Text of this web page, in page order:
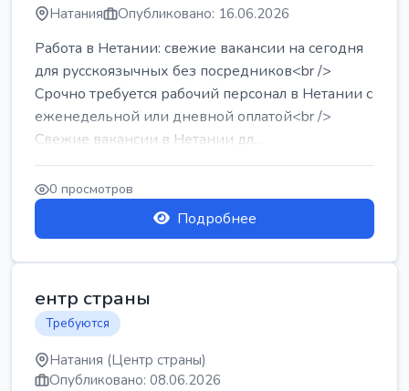
Натания Опубликовано: 16.06.2026
Работа в Нетании: свежие вакансии на сегодня
для русскоязычных без посредников<br />
Срочно требуется рабочий персонал в Нетании с
еженедельной или дневной оплатой<br />
Свежие вакансии в Нетании дл...
0 просмотров
Подробнее
ентр страны
Требуются
Натания (Центр страны)
Опубликовано: 08.06.2026